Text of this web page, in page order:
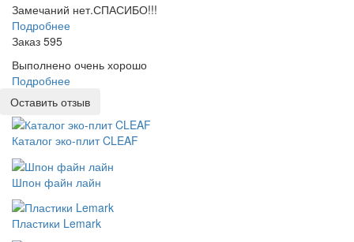
Замечаний нет.СПАСИБО!!!
Подробнее
Заказ 595
Выполнено очень хорошо
Подробнее
Оставить отзыв
Каталог эко-плит CLEAF
Шпон файн лайн
Пластики Lemark